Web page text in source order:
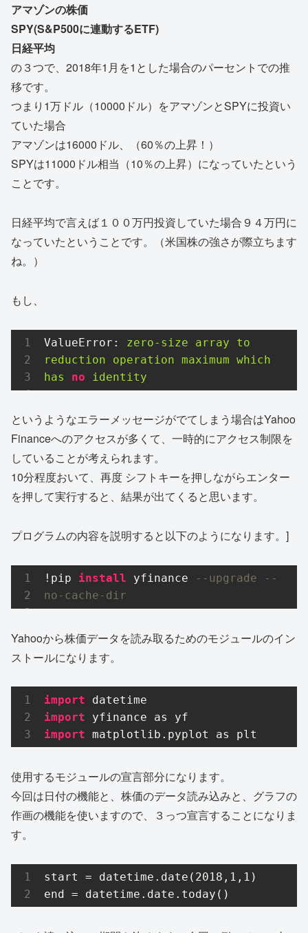
アマゾンの株価
SPY(S&P500に連動するETF)
日経平均
の３つで、2018年1月を1とした場合のパーセントでの推
移です。
つまり1万ドル（10000ドル）をアマゾンとSPYに投資い
ていた場合
アマゾンは16000ドル、（60％の上昇！）
SPYは11000ドル相当（10％の上昇）になっていたという
ことです。
日経平均で言えば１００万円投資していた場合９４万円に
なっていたということです。（米国株の強さが際立ちます
ね。）
もし、
ValueError: zero-size array
to
reduction
operation maximum which
has
no identity
というようなエラーメッセージがでてしまう場合はYahoo
Financeへのアクセスが多くて、一時的にアクセス制限を
していることが考えられます。
10分程度おいて、再度 シフトキーを押しながらエンター
を押して実行すると、結果が出てくると思います。
プログラムの内容を説明すると以下のようになります。]
!pip install yfinance
--upgrade --
no-cache-dir
Yahooから株価データを読み取るためのモジュールのイン
ストールになります。
import
import
import matplotlib.pyplot as plt
使用するモジュールの宣言部分になります。
今回は日付の機能と、株価のデータ読み込みと、グラフの
作画の機能を使いますので、３っつ宣言することになりま
す。
start = datetime.date(2018,1,1)
end = datetime.date.today()